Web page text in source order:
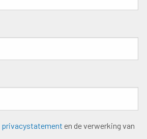
privacystatement en de verwerking van